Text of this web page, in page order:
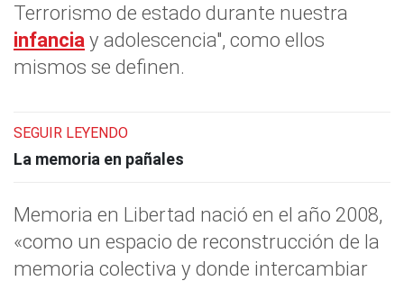
Terrorismo de estado durante nuestra
infancia y adolescencia", como ellos
mismos se definen.
SEGUIR LEYENDO
La memoria en pañales
Memoria en Libertad nació en el año 2008,
«como un espacio de reconstrucción de la
memoria colectiva y donde intercambiar